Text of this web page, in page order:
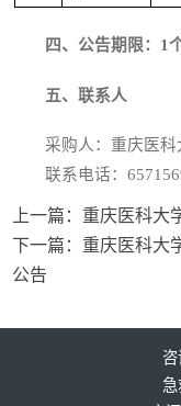
四、 公告期限：1
五、联系人
采购人：重庆医
联系电话：
上一篇： 重庆医科大
下一篇： 重庆医科大
公告
咨
急